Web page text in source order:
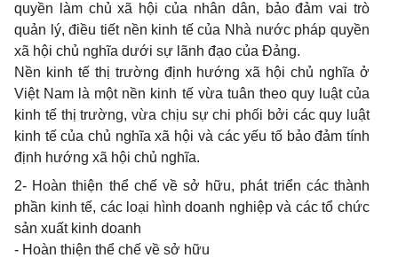
quyền làm chủ xã hội của nhân dân, bảo đảm vai trò
quản lý, điều tiết nền kinh tế của Nhà nước pháp quyền
xã hội chủ nghĩa dưới sự lãnh đạo của Ðảng.
Nền kinh tế thị trường định hướng xã hội chủ nghĩa ở
Việt Nam là một nền kinh tế vừa tuân theo quy luật của
kinh tế thị trường, vừa chịu sự chi phối bởi các quy luật
kinh tế của chủ nghĩa xã hội và các yếu tố bảo đảm tính
định hướng xã hội chủ nghĩa.
2- Hoàn thiện thể chế về sở hữu, phát triển các thành
phần kinh tế, các loại hình doanh nghiệp và các tổ chức
sản xuất kinh doanh
- Hoàn thiện thể chế về sở hữu